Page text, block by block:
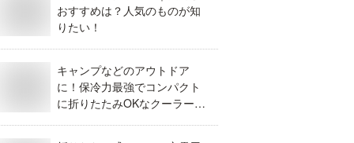
おすすめは？人気のものが知
りたい！
キャンプなどのアウトドア
に！保冷力最強でコンパクト
に折りたたみOKなクーラーボ